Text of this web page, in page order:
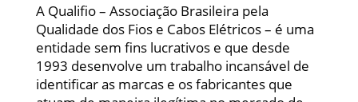
A Qualifio – Associação Brasileira pela
Qualidade dos Fios e Cabos Elétricos – é uma
entidade sem fins lucrativos e que desde
1993 desenvolve um trabalho incansável de
identificar as marcas e os fabricantes que